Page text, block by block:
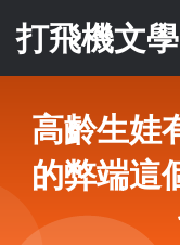
打飛機文學
高齡生娃
的弊端這